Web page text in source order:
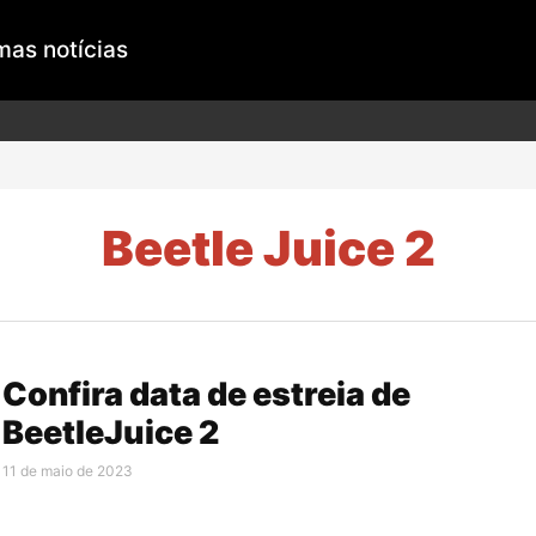
notícias
Beetle Juice 2
Confira data de estreia de
BeetleJuice 2
11 de maio de 2023